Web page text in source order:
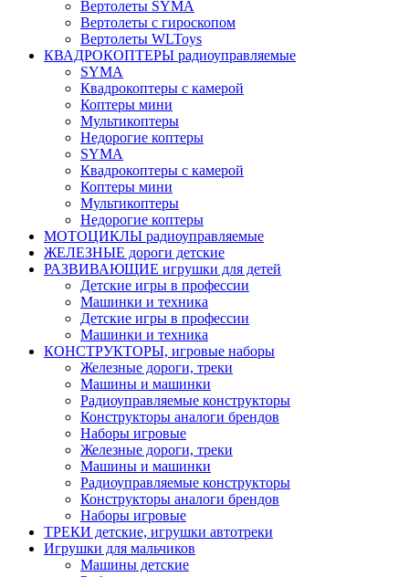
Вертолеты SYMA
Вертолеты с гироскопом
Вертолеты WLToys
КВАДРОКОПТЕРЫ радиоуправляемые
SYMA
Квадрокоптеры с камерой
Коптеры мини
Мультикоптеры
Недорогие коптеры
SYMA
Квадрокоптеры с камерой
Коптеры мини
Мультикоптеры
Недорогие коптеры
МОТОЦИКЛЫ радиоуправляемые
ЖЕЛЕЗНЫЕ дороги детские
РАЗВИВАЮЩИЕ игрушки для детей
Детские игры в профессии
Машинки и техника
Детские игры в профессии
Машинки и техника
КОНСТРУКТОРЫ, игровые наборы
Железные дороги, треки
Машины и машинки
Радиоуправляемые конструкторы
Конструкторы аналоги брендов
Наборы игровые
Железные дороги, треки
Машины и машинки
Радиоуправляемые конструкторы
Конструкторы аналоги брендов
Наборы игровые
ТРЕКИ детские, игрушки автотреки
Игрушки для мальчиков
Машины детские